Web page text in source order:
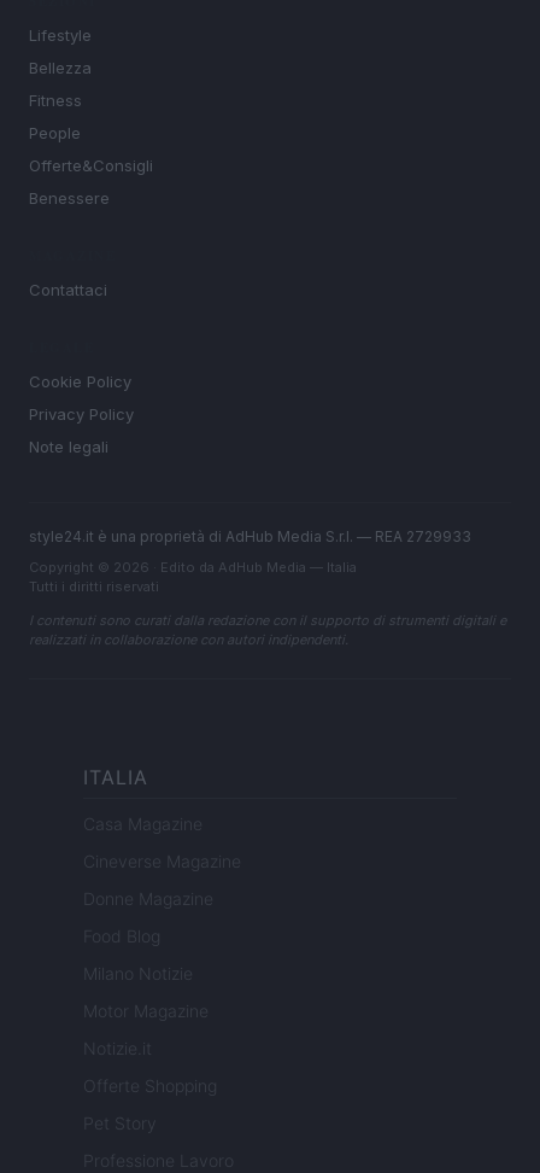
Lifestyle
Bellezza
Fitness
People
Offerte&Consigli
Benessere
Contattaci
Cookie Policy
Privacy Policy
Note legali
style24.it è una proprietà di AdHub Media S.r.l. — REA 2729933
Copyright © 2026 · Edito da AdHub Media — Italia
Tutti i diritti riservati
I contenuti sono curati dalla redazione con il supporto di strumenti digitali e
realizzati in collaborazione con autori indipendenti.
ITALIA
Casa Magazine
Cineverse Magazine
Donne Magazine
Food Blog
Milano Notizie
Motor Magazine
Notizie.it
Offerte Shopping
Pet Story
Professione Lavoro